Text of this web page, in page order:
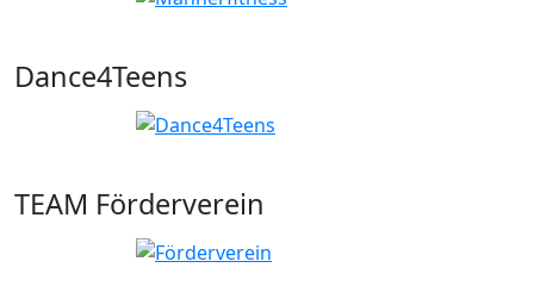
Dance4Teens
TEAM Förderverein